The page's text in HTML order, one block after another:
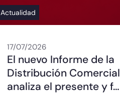
Actualidad
17/07/2026
El nuevo Informe de la
Distribución Comercial
analiza el presente y f…